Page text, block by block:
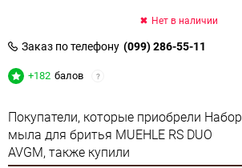
Нет в наличии
Заказ по телефону (099) 286-55-11
+182 балов ?
Покупатели, которые приобрели Набор
мыла для бритья MUEHLE RS DUO
AVGM, также купили